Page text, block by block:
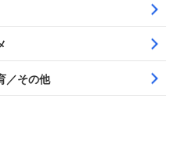
／その他